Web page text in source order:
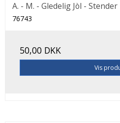
A. - M. - Gledelig Jòl -
76743
50,00 DKK
Vis